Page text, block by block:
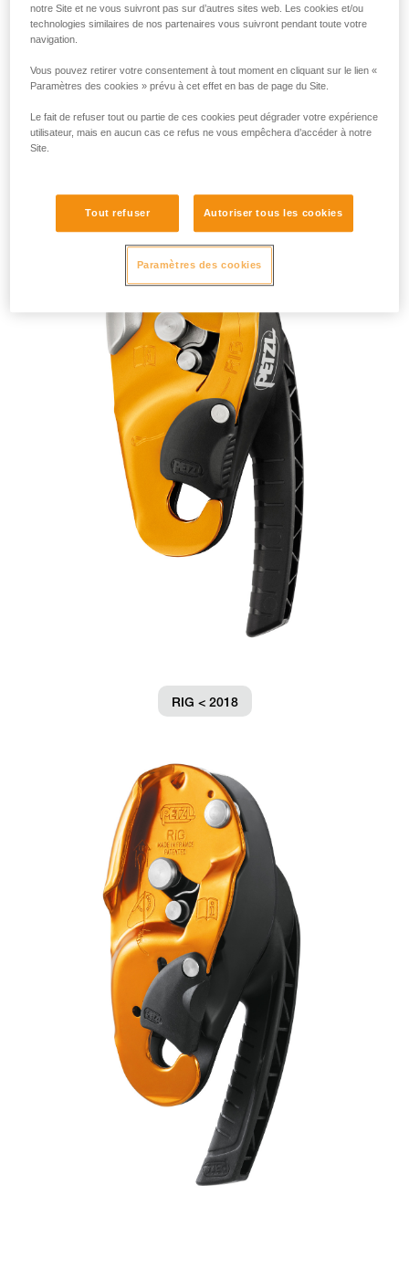
RIG < 2018
notre Site et ne vous suivront pas sur d’autres sites web. Les cookies et/ou
technologies similaires de nos partenaires vous suivront pendant toute votre
navigation.
Vous pouvez retirer votre consentement à tout moment en cliquant sur le lien «
Paramètres des cookies » prévu à cet effet en bas de page du Site.
Le fait de refuser tout ou partie de ces cookies peut dégrader votre expérience
utilisateur, mais en aucun cas ce refus ne vous empêchera d’accéder à notre
Site.
Tout refuser Autoriser tous les cookies
Paramètres des cookies